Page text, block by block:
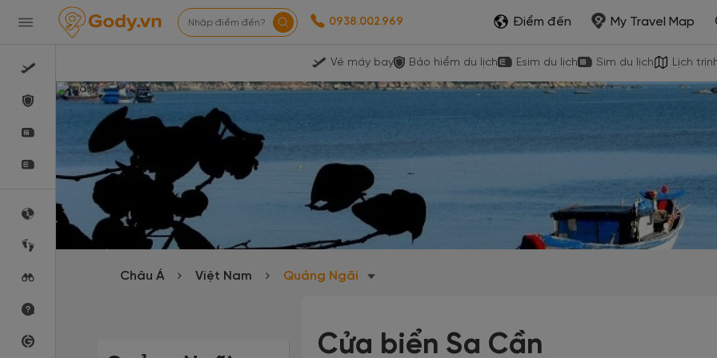
Nhập điểm đến? 0938.002.969 Điểm đến My Travel Map
Vé máy bay Bảo hiểm du lịch Esim du lịch Sim du lịch Lịch
Châu Á Việt Nam Quảng Ngãi
Cửa biển Sa Cần